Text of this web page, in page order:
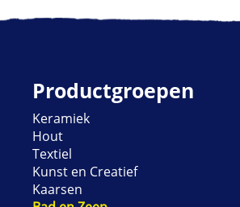
Productgroepen
Keramiek
Hout
Textiel
Kunst en Creatief
Kaarsen